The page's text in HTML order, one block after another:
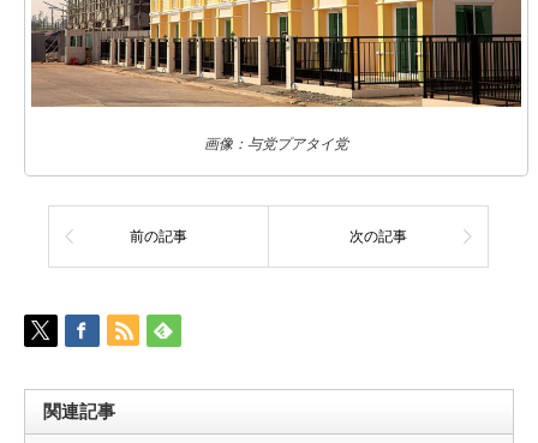
画像：与党プアタイ党
前の記事 次の記事
関連記事